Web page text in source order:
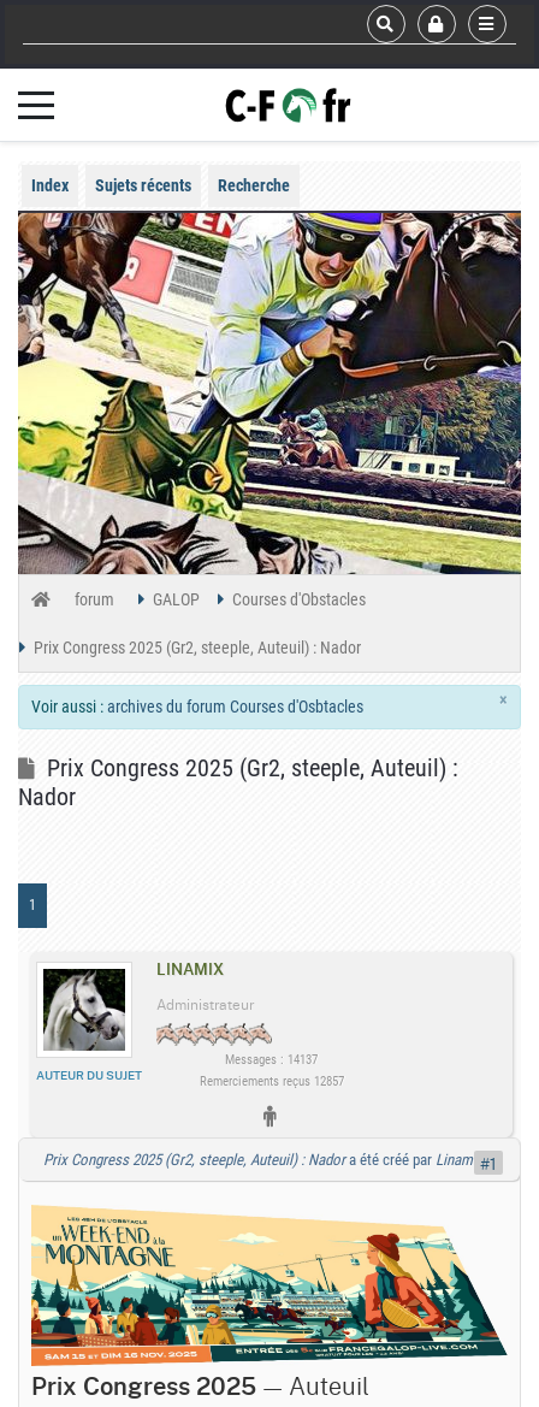
Index Sujets récents Recherche
forum GALOP Courses d'Obstacles
Prix Congress 2025 (Gr2, steeple, Auteuil) : Nador
×
Voir aussi :archives du forum Courses d'Osbtacles
Prix Congress 2025 (Gr2, steeple, Auteuil) :
Nador
1
LINAMIX
AUTEUR DU SUJET
Administrateur
Messages : 14137
Remerciements reçus 12857
Prix Congress 2025 (Gr2, steeple, Auteuil) : Nadora été créé par Linamix
Prix Congress 2025 — Auteuil
#1